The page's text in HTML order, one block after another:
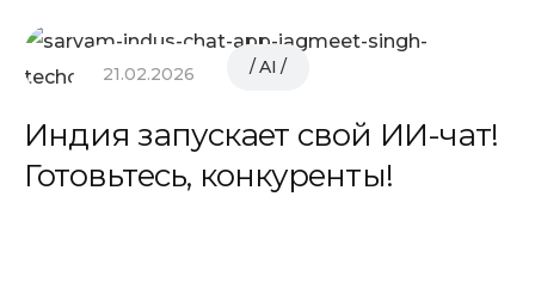
21.02.2026 AI
Индия запускает свой ИИ-чат!
Готовьтесь, конкуренты!